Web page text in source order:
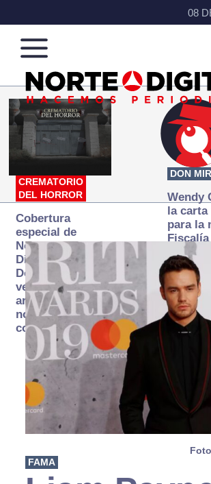
08
Norte
de
Ciudad
Más
que
noticias,
hacemos periodismo
CREMATORIO
DEL HORROR
Cobertura
especial de
Norte
Digital:
Donde la
verdad
arde… pero
no se
consume
DON
Wendy
la
para la
Fiscalía
FAMA